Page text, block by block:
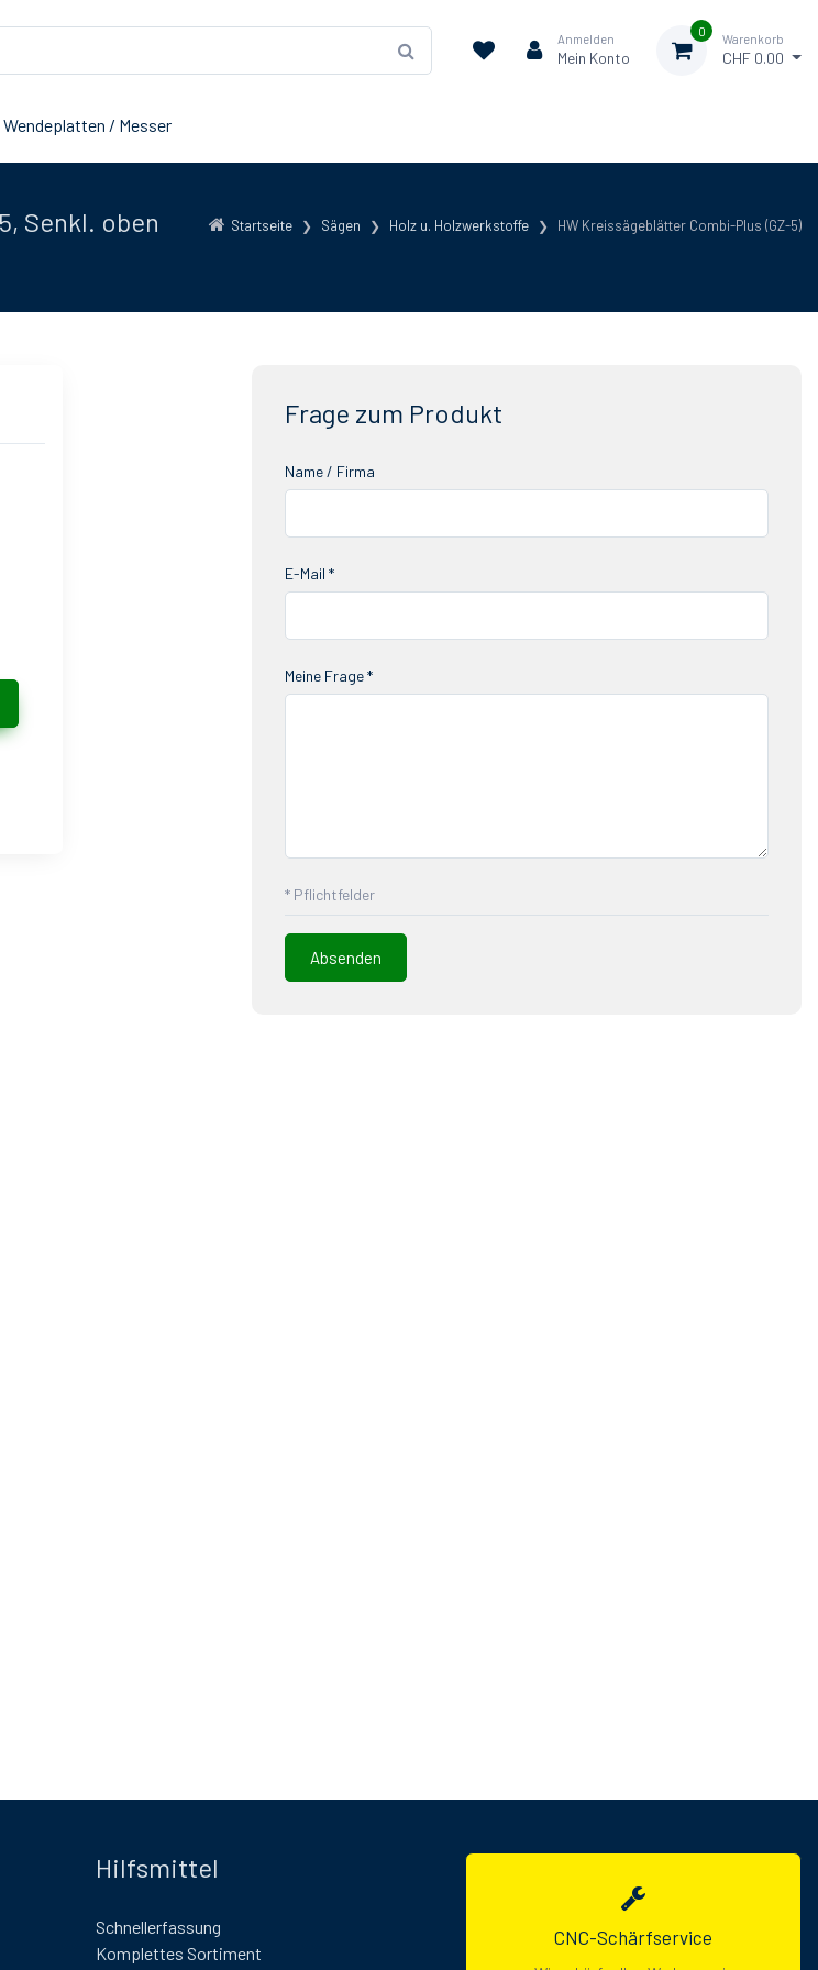
Anmelden
Mein Konto
0
Warenkorb
CHF 0.00
Wendeplatten / Messer
Startseite Sägen Holz u. Holzwerkstoffe HW Kreissägeblätter Combi-Plus (GZ-5)
Senkl. oben
Frage zum Produkt
Name / Firma
E-Mail *
Meine Frage *
* Pflichtfelder
Hilfsmittel
Schnellerfassung
Komplettes Sortiment
CNC-Schärfservice